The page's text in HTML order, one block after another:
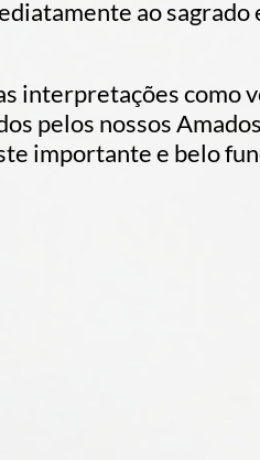
ao
interpretações como
pelos nossos
importante e belo